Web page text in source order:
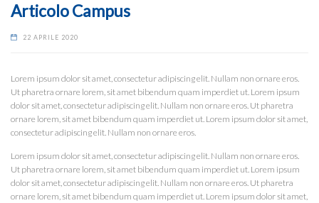
Articolo Campus
22 APRILE 2020
Lorem ipsum dolor sit amet, consectetur adipiscing elit. Nullam non ornare eros.
Ut pharetra ornare lorem, sit amet bibendum quam imperdiet ut. Lorem ipsum
dolor sit amet, consectetur adipiscing elit. Nullam non ornare eros. Ut pharetra
ornare lorem, sit amet bibendum quam imperdiet ut. Lorem ipsum dolor sit amet,
consectetur adipiscing elit. Nullam non ornare eros.
Lorem ipsum dolor sit amet, consectetur adipiscing elit. Nullam non ornare eros.
Ut pharetra ornare lorem, sit amet bibendum quam imperdiet ut. Lorem ipsum
dolor sit amet, consectetur adipiscing elit. Nullam non ornare eros. Ut pharetra
ornare lorem, sit amet bibendum quam imperdiet ut. Lorem ipsum dolor sit amet,